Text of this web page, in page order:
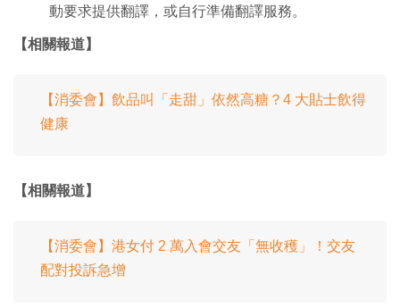
動要求提供翻譯，或自行準備翻譯服務。
【相關報道】
【消委會】飲品叫「走甜」依然高糖？4 大貼士飲得
健康
【相關報道】
【消委會】港女付 2 萬入會交友「無收穫」！交友
配對投訴急增